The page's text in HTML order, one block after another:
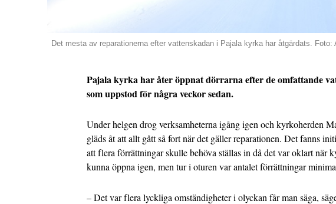
Det mesta av reparationerna efter vattenskadan i Pajala kyrka har åtgärdats. Foto:
Pajala kyrka har åter öppnat dörrarna efter de omfattande
som uppstod för några veckor sedan.
Under helgen drog verksamheterna igång igen och kyrkoherden
gläds åt att allt gått så fort när det gäller reparationen. Det fanns
att flera förrättningar skulle behöva ställas in då det var oklart när
kunna öppna igen, men tur i oturen var antalet förrättningar
– Det var flera lyckliga omständigheter i olyckan får man säga,